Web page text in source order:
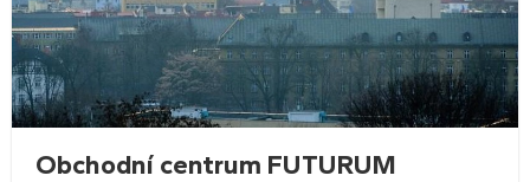
Obchodní centrum FUTURUM